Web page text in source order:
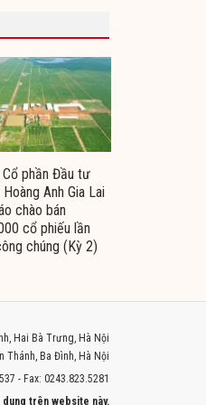
phần Đầu tư
Anh Gia Lai
chào bán
cổ phiếu lần
chúng (Kỳ 2)
Hai Bà Trưng, Hà Nội
Thánh, Ba Đình, Hà Nội
- Fax: 0243.823.5281
dung trên website này.